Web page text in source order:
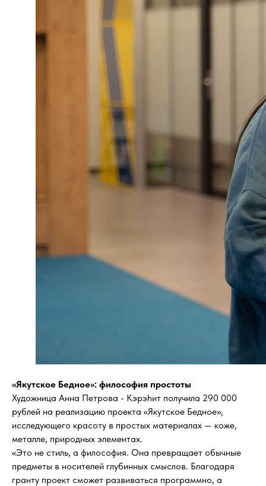
«Якутское Бедное»: философия простоты
Художница Анна Петрова - Кэрэhит получила 290 000
рублей на реализацию проекта «Якутское Бедное»,
исследующего красоту в простых материалах — коже,
металле, природных элементах.
«Это не стиль, а философия. Она превращает обычные
предметы в носителей глубинных смыслов. Благодаря
гранту проект сможет развиваться программно, а